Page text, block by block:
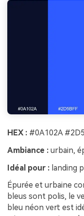
HEX : #0A102A
Ambiance : urbain,
Idéal pour : landing
Épurée et urbaine
bleus sont polis, le
bleu néon vert est